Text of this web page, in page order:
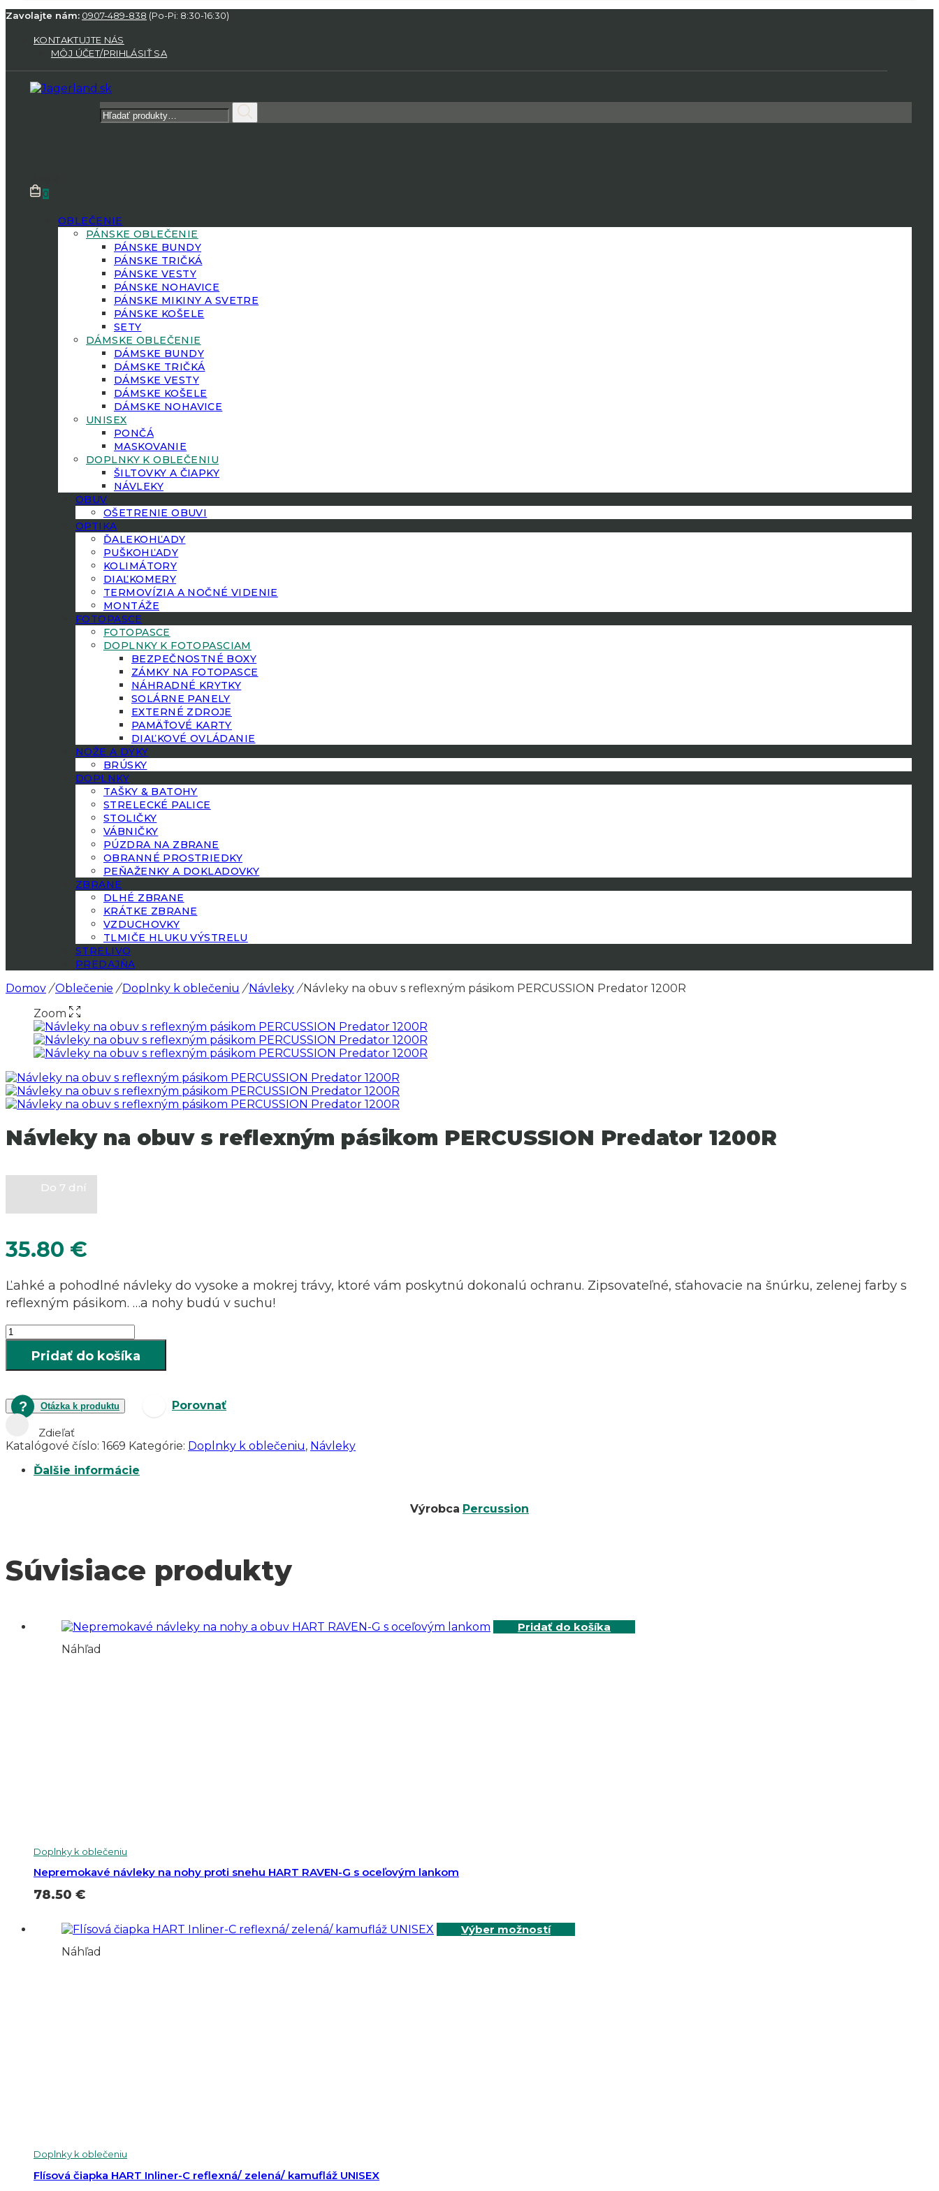
Zavolajte nám: 0907-489-838 (Po-Pi: 8:30-16:30)
KONTAKTUJTE NÁS
MÔJ ÚČET/PRIHLÁSIŤ SA
Hľadať:
0
OBLEČENIE
PÁNSKE OBLEČENIE
PÁNSKE BUNDY
PÁNSKE TRIČKÁ
PÁNSKE VESTY
PÁNSKE NOHAVICE
PÁNSKE MIKINY A SVETRE
PÁNSKE KOŠELE
SETY
DÁMSKE OBLEČENIE
DÁMSKE BUNDY
DÁMSKE TRIČKÁ
DÁMSKE VESTY
DÁMSKE KOŠELE
DÁMSKE NOHAVICE
UNISEX
PONČÁ
MASKOVANIE
DOPLNKY K OBLEČENIU
ŠILTOVKY A ČIAPKY
NÁVLEKY
OBUV
OŠETRENIE OBUVI
OPTIKA
ĎALEKOHĽADY
PUŠKOHĽADY
KOLIMÁTORY
DIAĽKOMERY
TERMOVÍZIA A NOČNÉ VIDENIE
MONTÁŽE
FOTOPASCE
FOTOPASCE
DOPLNKY K FOTOPASCIAM
BEZPEČNOSTNÉ BOXY
ZÁMKY NA FOTOPASCE
NÁHRADNÉ KRYTKY
SOLÁRNE PANELY
EXTERNÉ ZDROJE
PAMÄŤOVÉ KARTY
DIAĽKOVÉ OVLÁDANIE
NOŽE A DÝKY
BRÚSKY
DOPLNKY
TAŠKY & BATOHY
STRELECKÉ PALICE
STOLIČKY
VÁBNIČKY
PÚZDRA NA ZBRANE
OBRANNÉ PROSTRIEDKY
PEŇAŽENKY A DOKLADOVKY
ZBRANE
DLHÉ ZBRANE
KRÁTKE ZBRANE
VZDUCHOVKY
TLMIČE HLUKU VÝSTRELU
STRELIVO
PREDAJŇA
Domov / Oblečenie / Doplnky k oblečeniu / Návleky /Návleky na obuv s reflexným pásikom PERCUSSION Predator 1200R
Zoom
Návleky na obuv s reflexným pásikom PERCUSSION Predator 1200R
Do 7 dní
35.80 €
Ľahké a pohodlné návleky do vysoke a mokrej trávy, ktoré vám poskytnú dokonalú ochranu. Zipsovateľné, sťahovacie na šnúrku, zelenej farby s
reflexným pásikom. …a nohy budú v suchu!
množstvo
Návleky
obuv
reflexným
pásikom
Predator
1200R
Pridať do košíka
Otázka k produktu Porovnať
Zdieľať
Katalógové číslo: 1669 Kategórie: Doplnky k oblečeniu, Návleky
Ďalšie informácie
Výrobca Percussion
Súvisiace produkty
Pridať do košíka
Náhľad
Doplnky k oblečeniu
Nepremokavé návleky na nohy proti snehu HART RAVEN-G s oceľovým lankom
78.50 €
Výber možností
Náhľad
Doplnky k oblečeniu
Flísová čiapka HART Inliner-C reflexná/ zelená/ kamufláž UNISEX